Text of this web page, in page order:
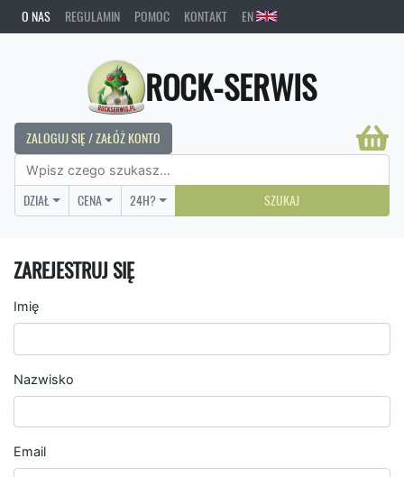
O NAS REGULAMIN POMOC KONTAKT EN
ROCK-SERWIS
ZALOGUJ SIĘ / ZAŁÓŻ KONTO
DZIAŁ CENA 24H? SZUKAJ
ZAREJESTRUJ SIĘ
Imię
Nazwisko
Email